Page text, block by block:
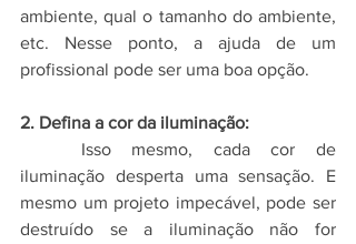
ambiente, qual o tamanho do ambiente,
etc. Nesse ponto, a ajuda de um
profissional pode ser uma boa opção.
2. Defina a cor da iluminação:
iluminação desperta uma sensação. E
mesmo um projeto impecável, pode ser
destruído se a iluminação não for